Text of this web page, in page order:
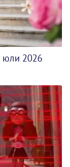
юли 2026